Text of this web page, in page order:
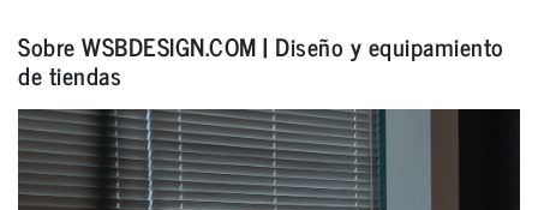
Sobre WSBDESIGN.COM | Diseño y equipamiento
de tiendas